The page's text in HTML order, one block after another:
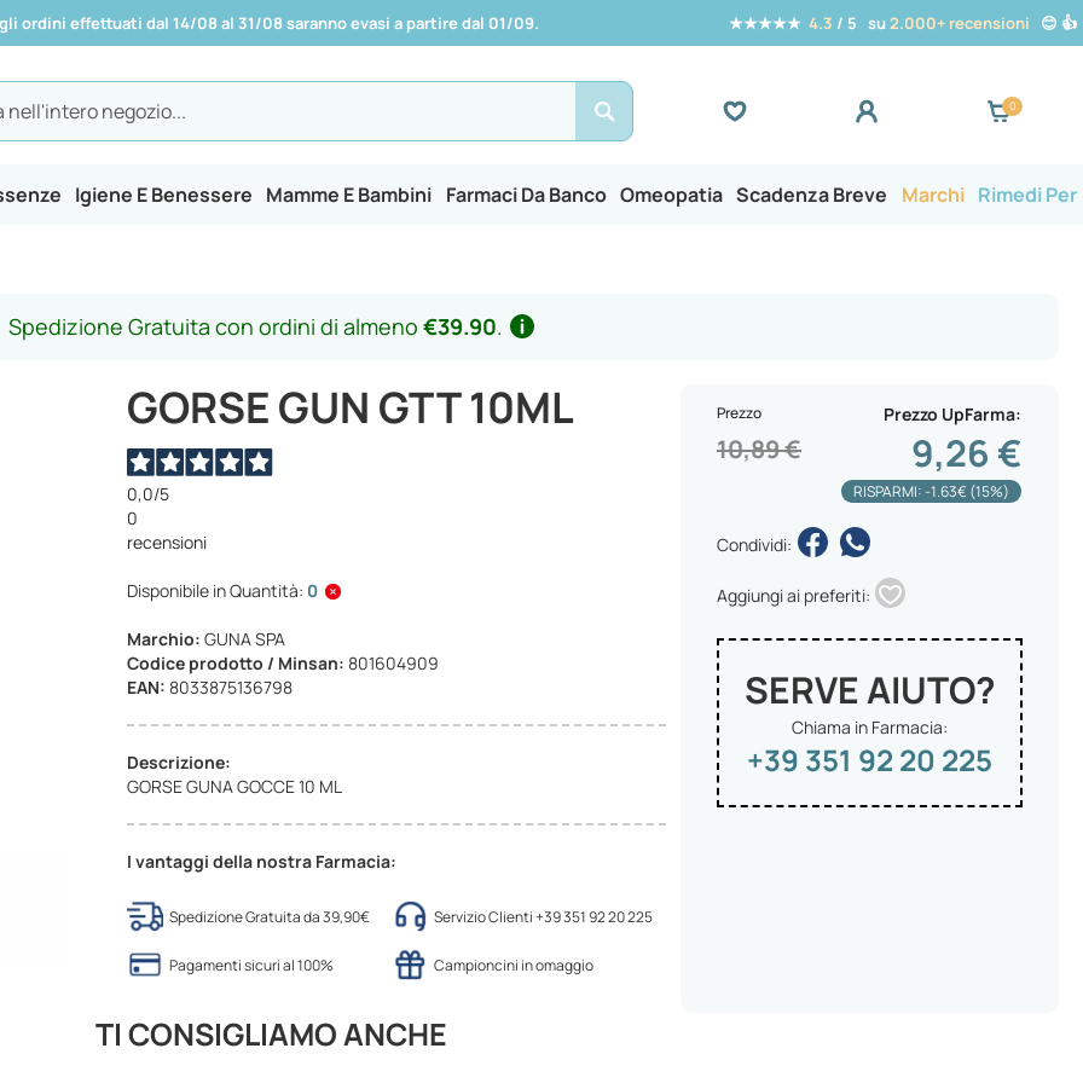
ordini effettuati dal 14/08 al 31/08 saranno evasi a partire dal 01/09. ★★★★★ 4.3 / 5 su2.000+ recensioni 😊 👍
Search
Igiene E Benessere Mamme E Bambini Farmaci Da Banco Omeopatia Scadenza Breve Marchi Rimedi Per
Spedizione Gratuita con ordini di almeno €39.90.
GORSE GUN GTT 10ML
0,0/5
0
recensioni
Disponibile in Quantità: 0
Marchio:GUNA SPA
Codice prodotto / Minsan:801604909
EAN:8033875136798
Descrizione:
GORSE GUNA GOCCE 10 ML
I vantaggi della nostra Farmacia:
Spedizione Gratuita da 39,90€ Servizio Clienti +39 351 92 20 225
Pagamenti sicuri al 100% Campioncini in omaggio
Prezzo UpFarma
9,26 €
Prezzo
10,89 €
RISPARMI: -1.63€ (15%)
Condividi:
Aggiungi ai preferiti:
SERVE AIUTO?
Chiama in Farmacia:
+39 351 92 20 225
TI CONSIGLIAMO ANCHE